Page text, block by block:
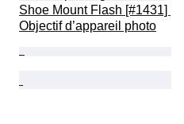
Shoe Mount Flash [#1431]
Objectif d’appareil photo